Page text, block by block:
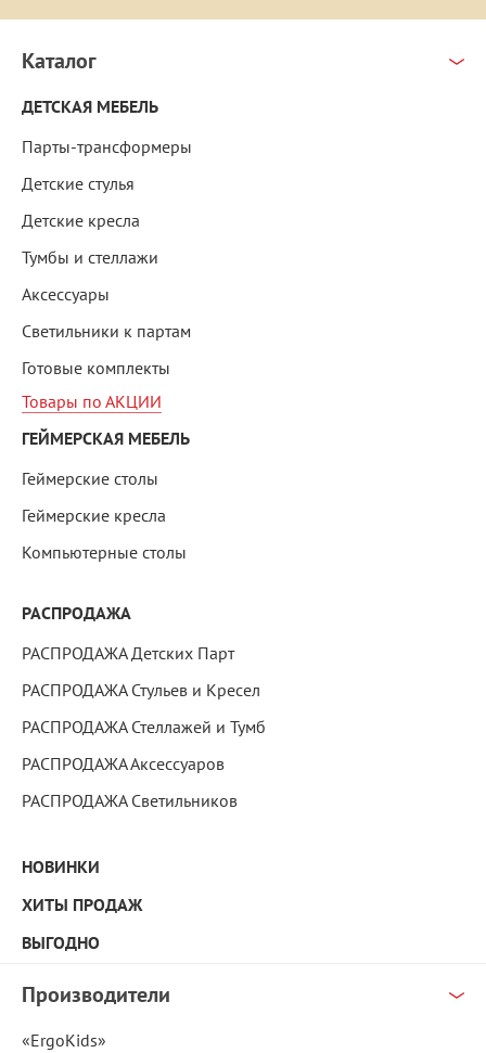
Каталог
ДЕТСКАЯ МЕБЕЛЬ
Парты-трансформеры
Детские стулья
Детские кресла
Тумбы и стеллажи
Аксессуары
Светильники к партам
Готовые комплекты
Товары по АКЦИИ
ГЕЙМЕРСКАЯ МЕБЕЛЬ
Геймерские столы
Геймерские кресла
Компьютерные столы
РАСПРОДАЖА
РАСПРОДАЖА Детских Парт
РАСПРОДАЖА Стульев и Кресел
РАСПРОДАЖА Стеллажей и Тумб
РАСПРОДАЖА Аксессуаров
РАСПРОДАЖА Светильников
НОВИНКИ
ХИТЫ ПРОДАЖ
ВЫГОДНО
Производители
«ErgoKids»